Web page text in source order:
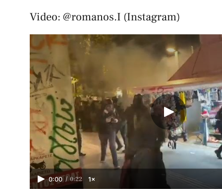
Video: @romanos.I (Instagram)
0:00 / 0:22 1×